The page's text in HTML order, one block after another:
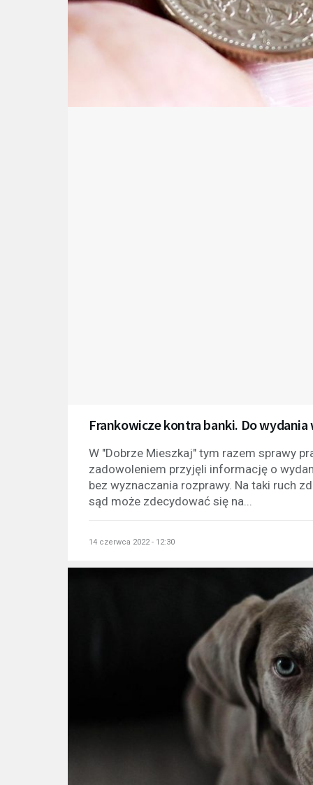
Frankowicze kontra banki. Do
W "Dobrze Mieszkaj" tym razem sprawy
zadowoleniem przyjęli informację o
bez wyznaczania rozprawy. Na taki ruch
sąd może zdecydować się na...
14 czerwca 2022 - 12:30